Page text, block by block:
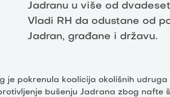
Jadranu u više od
Vladi RH da odustane od
Jadran, građane i državu.
je pokrenula koalicija okolišnih udruga
bušenju Jadrana zbog nafte